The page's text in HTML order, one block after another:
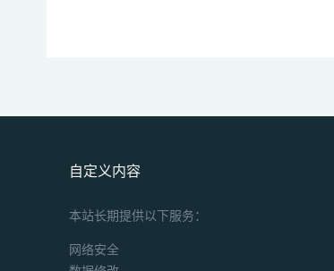
自定义内容
本站长期提供以下服务：
网络安全